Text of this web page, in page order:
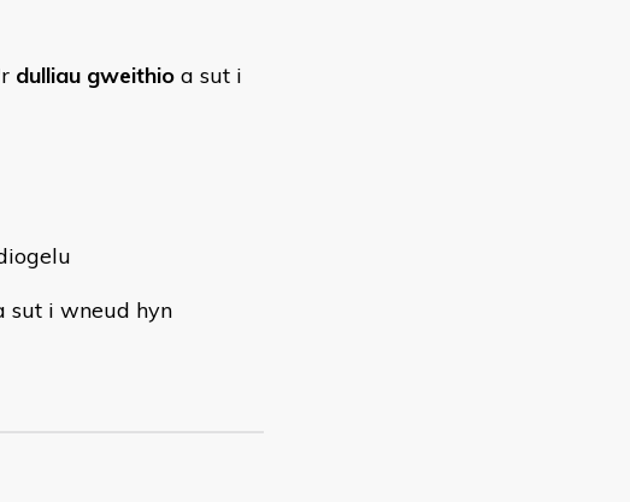
dulliau gweithio a sut i
sut i wneud hyn